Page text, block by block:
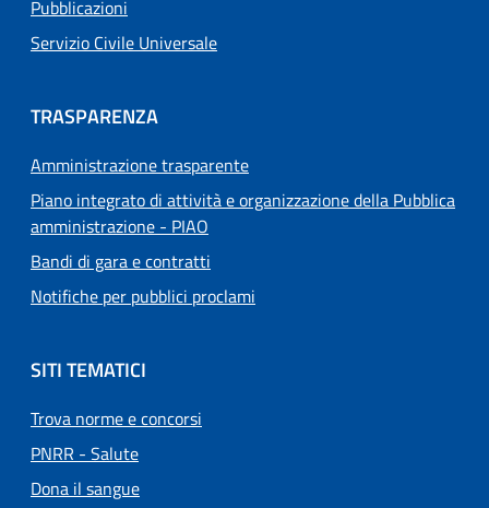
Pubblicazioni
Servizio Civile Universale
TRASPARENZA
Amministrazione trasparente
Piano integrato di attività e organizzazione della Pubblica
amministrazione - PIAO
Bandi di gara e contratti
Notifiche per pubblici proclami
SITI TEMATICI
Trova norme e concorsi
PNRR - Salute
Dona il sangue